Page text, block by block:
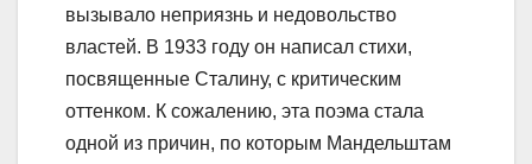
вызывало неприязнь и недовольство
властей. В 1933 году он написал стихи,
посвященные Сталину, с критическим
оттенком. К сожалению, эта поэма стала
одной из причин, по которым Мандельштам